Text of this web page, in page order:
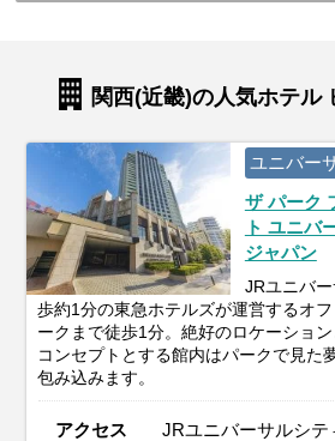
関西(近畿)の人気ホテル
ユニバー
ザ パーク
ト ユニバ
ジャパン
JRユニバ
歩約1分の東急ホテルズが運営するオ
ークまで徒歩1分。絶好のロケーショ
コンセプトとする館内はパークで見た
包み込みます。
アクセス
JRユニバーサルシテ